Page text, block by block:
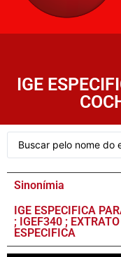
IGE
Sinonímia
IGE ESPECIFICA
; IGEF340 ;
ESPECIFICA